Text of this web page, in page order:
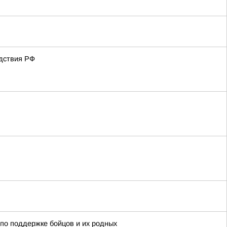
РФ
поддержке бойцов и их родных